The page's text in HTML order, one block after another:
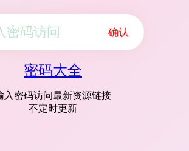
确认
密码大全
入密码访问最新资源链接
不定时更新